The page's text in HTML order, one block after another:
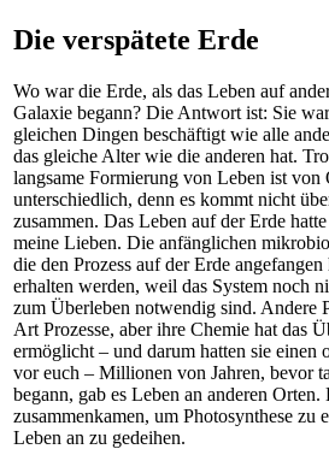
Die verspätete Erde
Wo war die Erde, als das Leben auf
Galaxie begann? Die Antwort ist: Sie
gleichen Dingen beschäftigt wie alle
das gleiche Alter wie die anderen hat.
langsame Formierung von Leben ist
unterschiedlich, denn es kommt nicht
zusammen. Das Leben auf der Erde
meine Lieben. Die anfänglichen
die den Prozess auf der Erde
erhalten werden, weil das System noch
zum Überleben notwendig sind. Andere
Art Prozesse, aber ihre Chemie hat das
ermöglicht – und darum hatten sie einen
vor euch – Millionen von Jahren, bevor
begann, gab es Leben an anderen Orten.
zusammenkamen, um Photosynthese zu
Leben an zu gedeihen.